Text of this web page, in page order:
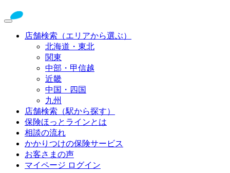
店舗検索（エリアから選ぶ）
北海道・東北
関東
中部・甲信越
近畿
中国・四国
九州
店舗検索（駅から探す）
保険ほっとラインとは
相談の流れ
かかりつけの保険サービス
お客さまの声
マイページ ログイン